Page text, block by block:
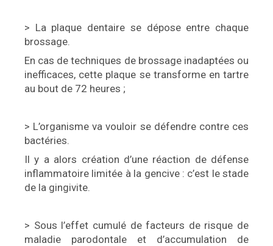
> La plaque dentaire se dépose entre chaque
brossage.
En cas de techniques de brossage inadaptées ou
inefficaces, cette plaque se transforme en tartre
au bout de 72 heures ;
> L’organisme va vouloir se défendre contre ces
bactéries.
Il y a alors création d’une réaction de défense
inflammatoire limitée à la gencive : c’est le stade
de la gingivite.
> Sous l’effet cumulé de facteurs de risque de
maladie parodontale et d’accumulation de